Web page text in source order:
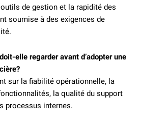
outils de gestion et la rapidité des
soumise à des exigences de
elle regarder avant d’adopter une
sur la fiabilité opérationnelle, la
la qualité du support
processus internes.